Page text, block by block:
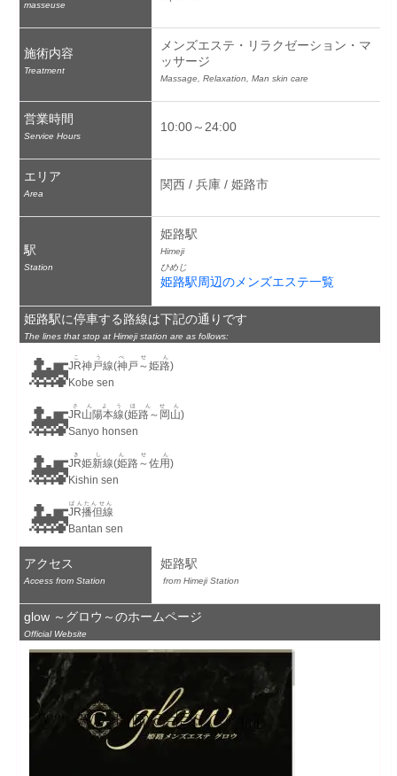
masseuse
施術内容
Treatment
メンズエステ・リラクゼーション・マ
ッサージ
Massage, Relaxation, Man skin care
営業時間
Service Hours
10:00～24:00
エリア
Area
関西 / 兵庫 / 姫路市
駅
Station
姫路駅
Himeji
ひめじ
姫路駅周辺のメンズエステ一覧
姫路駅に停車する路線は下記の通りです
The lines that stop at Himeji station are as follows:
🚂JR神戸線(神戸～姫路)
こうべせん
Kobe sen
🚂JR山陽本線(姫路～岡山)
さんようほんせん
Sanyo honsen
🚂JR姫新線(姫路～佐用)
きしんせん
Kishin sen
🚂JR播但線
ばんたんせん
Bantan sen
アクセス
Access from Station
姫路駅
from Himeji Station
glow ～グロウ～のホームページ
Official Website